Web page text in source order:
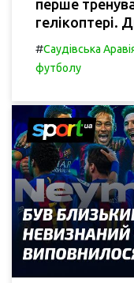
перше
гелікоптері.
#Саудівська
футболу